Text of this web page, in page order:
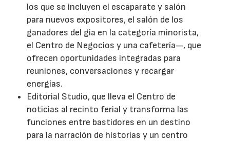
los que se incluyen el escaparate y salón
para nuevos expositores, el salón de los
ganadores del gia en la categoría minorista,
el Centro de Negocios y una cafetería—, que
ofrecen oportunidades integradas para
reuniones, conversaciones y recargar
energías.
Editorial Studio, que lleva el Centro de
noticias al recinto ferial y transforma las
funciones entre bastidores en un destino
para la narración de historias y un centro